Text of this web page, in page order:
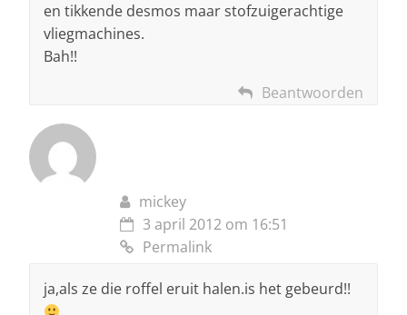
en tikkende desmos maar stofzuigerachtige
vliegmachines.
Bah!!
Beantwoorden
mickey
3 april 2012 om 16:51
Permalink
ja,als ze die roffel eruit halen.is het gebeurd!!